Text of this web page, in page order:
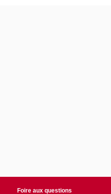
Foire aux questions